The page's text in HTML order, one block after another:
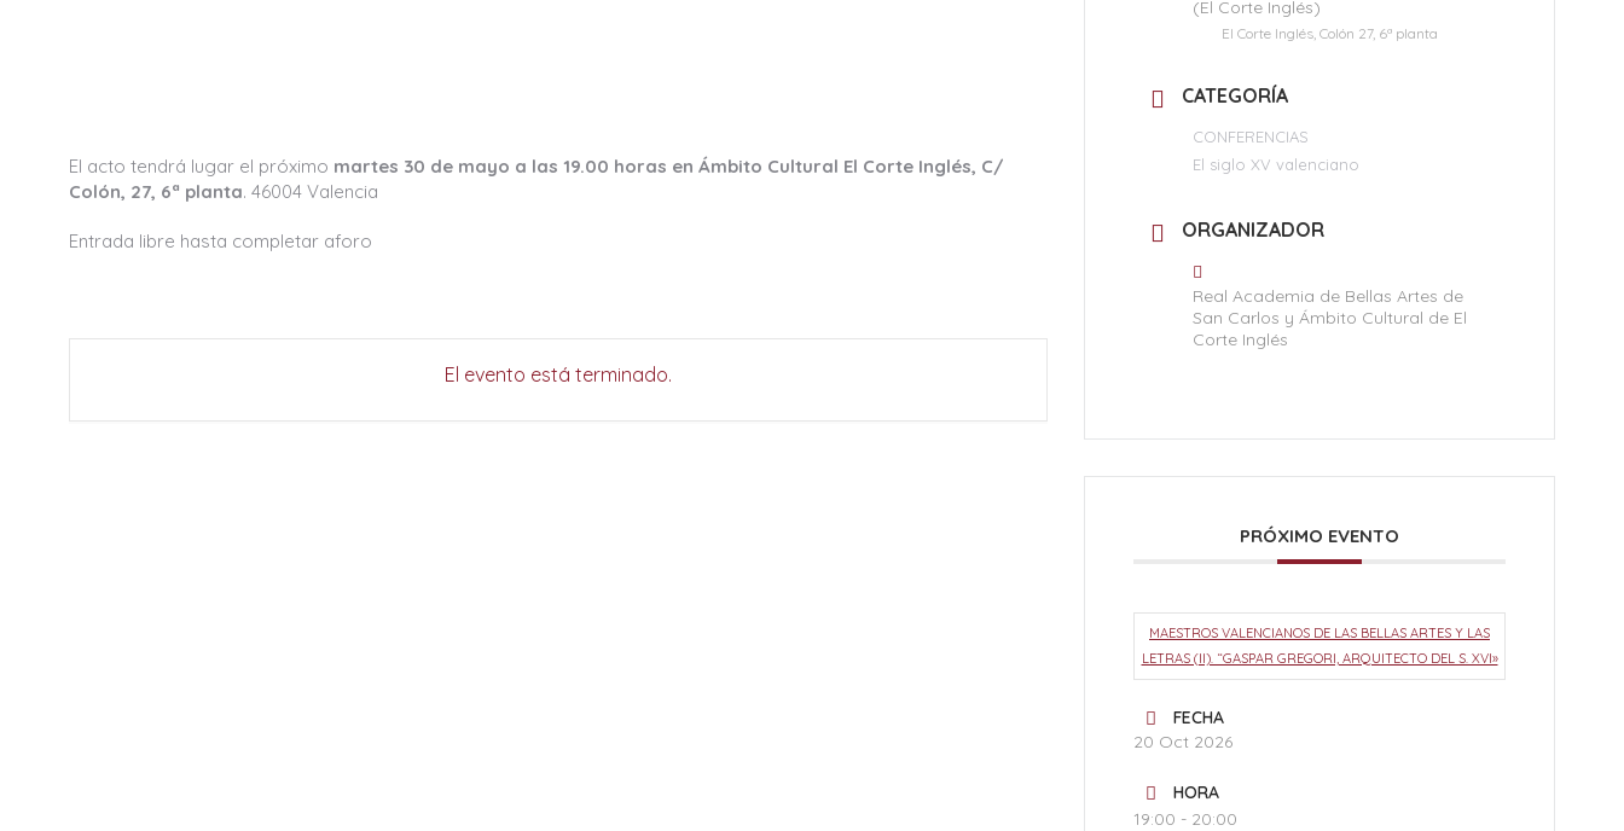
El acto tendrá lugar el próximo martes 30 de mayo a las 19.00 horas en Ámbito Cultural El Corte Inglés, C/
Colón, 27, 6ª planta. 46004 Valencia
Entrada libre hasta completar aforo
El evento está terminado.
(El Corte Inglés)
El Corte Inglés, Colón 27, 6ª planta
CATEGORÍA
CONFERENCIAS
El siglo XV valenciano
ORGANIZADOR
Real Academia de Bellas Artes de
San Carlos y Ámbito Cultural de El
Corte Inglés
PRÓXIMO EVENTO
MAESTROS VALENCIANOS DE LAS BELLAS ARTES Y LAS
LETRAS (II). “GASPAR GREGORI, ARQUITECTO DEL S. XVI»
FECHA
20 Oct 2026
HORA
19:00 - 20:00